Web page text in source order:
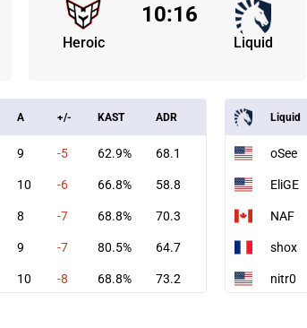
Heroic Liquid
10:16
A +/- KAST ADR
9 -5 62.9% 68.1
10 -6 66.8% 58.8
8 -7 68.8% 70.3
9 -7 80.5% 64.7
10 -8 68.8% 73.2
Liquid
oSee
EliGE
NAF
shox
nitr0